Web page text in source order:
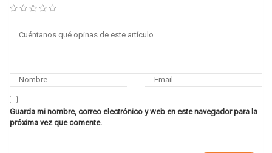
Guarda mi nombre, correo electrónico y web en este navegador para la
próxima vez que comente.